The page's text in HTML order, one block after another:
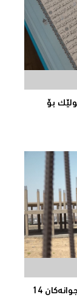
قوتابی خولێک بۆ
هەڵەبجە.. بینای پەیمانگای هونەرە جوانەكان 14